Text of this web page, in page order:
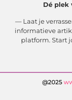
Dé plek
— Laat je
informatieve
platform. Start
@2025